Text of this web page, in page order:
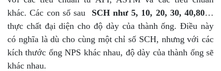
khác. Các con số sau SCH như 5, 10, 20, 30, 40,80…
thực chất đại diện cho độ dày của thành ống. Điều này
có nghĩa là dù cho cùng một chỉ số SCH, nhưng với các
kích thước ống NPS khác nhau, độ dày của thành ống sẽ
khác nhau.